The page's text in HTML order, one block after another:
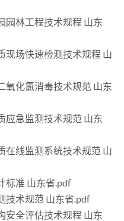
园林工程技术规程 山东
现场快速检测技术规程 山
氧化氯消毒技术规范 山东
应急监测技术规范 山东
在线监测系统技术规范 山
标准 山东省.pdf
技术规范 山东省.pdf
安全评估技术规程 山东